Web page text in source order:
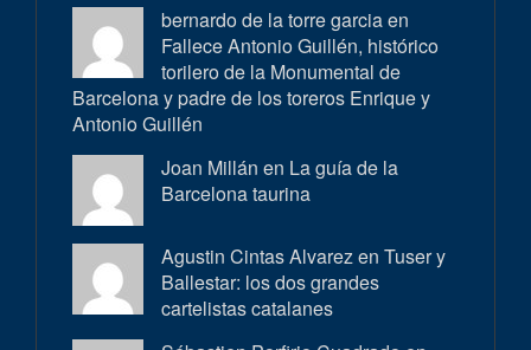
bernardo de la torre garcia en
Fallece Antonio Guillén, histórico
torilero de la Monumental de
Barcelona y padre de los toreros Enrique y
Antonio Guillén
Joan Millán en La guía de la
Barcelona taurina
Agustin Cintas Alvarez en Tuser y
Ballestar: los dos grandes
cartelistas catalanes